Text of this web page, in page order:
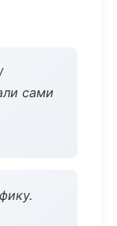
сами